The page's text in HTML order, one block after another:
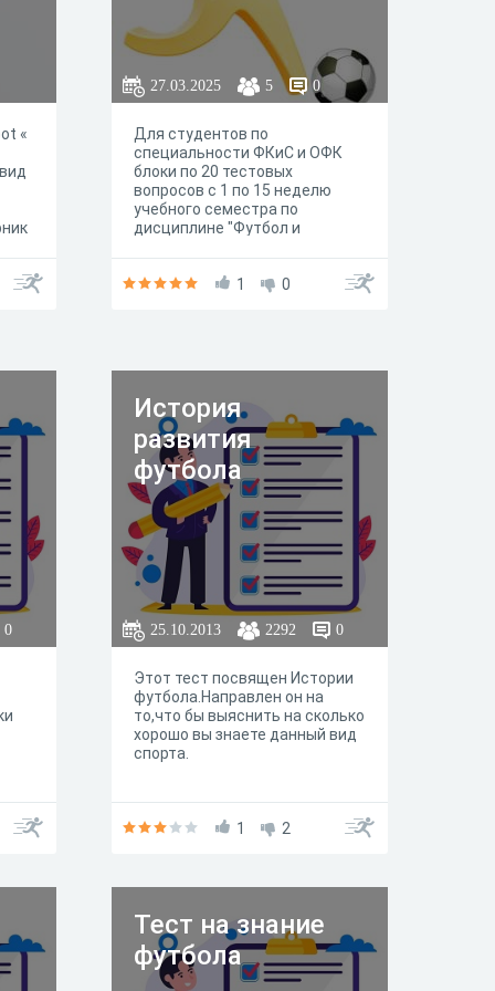
«
27.03.2025 5 0
Для студентов по
специальности ФКиС и ОФК
блоки по 20 тестовых
вопросов с 1 по 15 неделю
учебного семестра по
дисциплине "Футбол и
и одним правильным.
1 0
0
История
развития
футбола
25.10.2013 2292 0
Этот тест посвящен Истории
футбола.Направлен он на
то,что бы выяснить на сколько
хорошо вы знаете данный вид
спорта.
1 2
Тест на знание
футбола